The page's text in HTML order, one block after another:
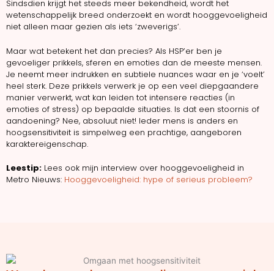
Sindsdien krijgt het steeds meer bekendheid, wordt het
wetenschappelijk breed onderzoekt en wordt hooggevoeligheid
niet alleen maar gezien als iets ‘zweverigs’.
Maar wat betekent het dan precies? Als HSP’er ben je
gevoeliger prikkels, sferen en emoties dan de meeste mensen.
Je neemt meer indrukken en subtiele nuances waar en je ‘voelt’
heel sterk. Deze prikkels verwerk je op een veel diepgaandere
manier verwerkt, wat kan leiden tot intensere reacties (in
emoties of stress) op bepaalde situaties. Is dat een stoornis of
aandoening? Nee, absoluut niet! Ieder mens is anders en
hoogsensitiviteit is simpelweg een prachtige, aangeboren
karaktereigenschap.
Leestip: Lees ook mijn interview over hooggevoeligheid in
Metro Nieuws: Hooggevoeligheid: hype of serieus probleem?